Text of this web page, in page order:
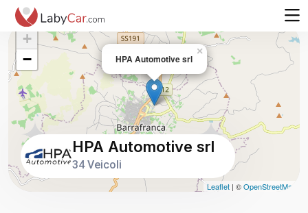
HPA Automotive srl
×
+
−
Leaflet | ©OpenStreetMap
HPA Automotive srl
34 Veicoli